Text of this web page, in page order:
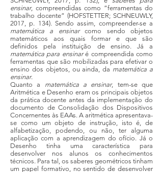
ensinar, compreendidas como “ferramentas do
trabalho docente” (HOFSTETTER; SCHNEUWLY,
2017, p. 134). Sendo assim, compreender-se a
matemática a ensinarcomo sendo objetos
matemáticos aos quais formar e que são
definidos pela instituição de ensino. Já a
matemática para ensinaré compreendida como
ferramentas que são mobilizadas para efetivar o
ensino dos objetos, ou ainda, da matemática a
ensinar.
Quanto a matemática a ensinar, tem-se que
Aritmética e Desenho eram os principais objetos
da prática docente antes da implementação do
documento de Consolidação dos Dispositivos
Concernentes às EAAs. A aritmética apresentava-
se como um objeto de instrução, isto é, de
alfabetização, podendo, ou não, ter alguma
aplicação com a aprendizagem do ofício. Já o
Desenho tinha uma característica para
desenvolver nos alunos os conhecimentos
técnicos. Para tal, os saberes geométricos tinham
um papel formativo, no sentido de desenvolver